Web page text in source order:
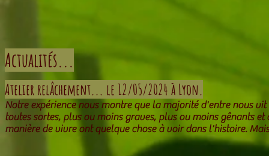
Actualités...
Atelier relâchement... le 12/05/2024 à Lyon.
Notre expérience nous montre que la majorité d'entre nous
toutes sortes, plus ou moins graves, plus ou moins gênants
manière de vivre ont quelque chose à voir dans l'histoire.